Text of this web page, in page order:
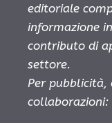
editoriale
informazione
contributo di
settore.
Per pubblicità,
collaborazioni: